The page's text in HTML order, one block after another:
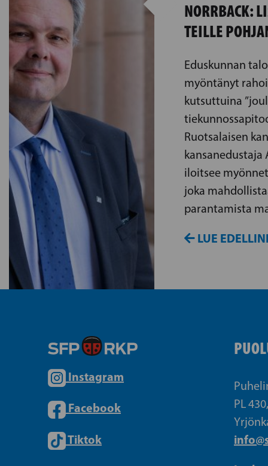
NORRBACK:
TEILLE
Eduskunnan
myöntänyt
kutsuttuina
Ruotsalaisen
kansanedustaja
iloitsee
joka
parantamista
LUE
Instagram
Facebook
Tiktok
PL